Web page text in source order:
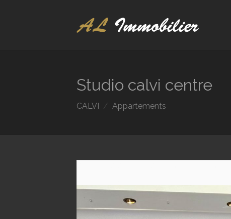
Studio calvi centre
CALVI Appartements